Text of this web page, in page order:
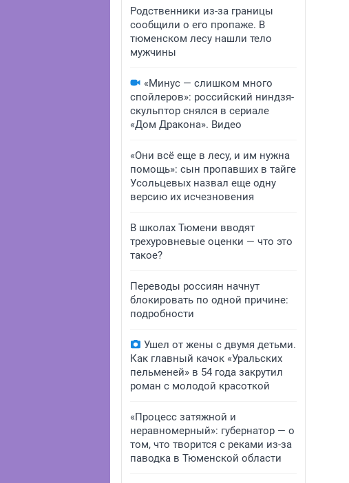
Родственники из-за границы
сообщили о его пропаже. В
тюменском лесу нашли тело
мужчины
«Минус — слишком много
спойлеров»: российский ниндзя-
скульптор снялся в сериале
«Дом Дракона». Видео
«Они всё еще в лесу, и им нужна
помощь»: сын пропавших в тайге
Усольцевых назвал еще одну
версию их исчезновения
В школах Тюмени вводят
трехуровневые оценки — что это
такое?
Переводы россиян начнут
блокировать по одной причине:
подробности
Ушел от жены с двумя детьми.
Как главный качок «Уральских
пельменей» в 54 года закрутил
роман с молодой красоткой
«Процесс затяжной и
неравномерный»: губернатор — о
том, что творится с реками из-за
паводка в Тюменской области